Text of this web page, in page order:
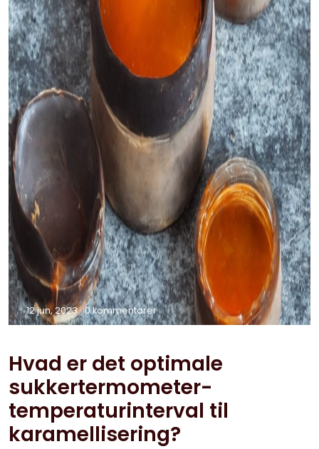
12 jun, 2023 0 kommentarer
Hvad er det optimale
sukkertermometer-
temperaturinterval til
karamellisering?